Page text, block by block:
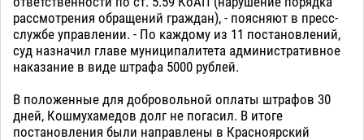
рассмотрения обращений граждан), - поясняют в пресс-
службе управлении. - По каждому из 11 постановлений,
суд назначил главе муниципалитета административное
наказание в виде штрафа 5000 рублей.
В положенные для добровольной оплаты штрафов 30
дней, Кошмухамедов долг не погасил. В итоге
постановления были направлены в Красноярский